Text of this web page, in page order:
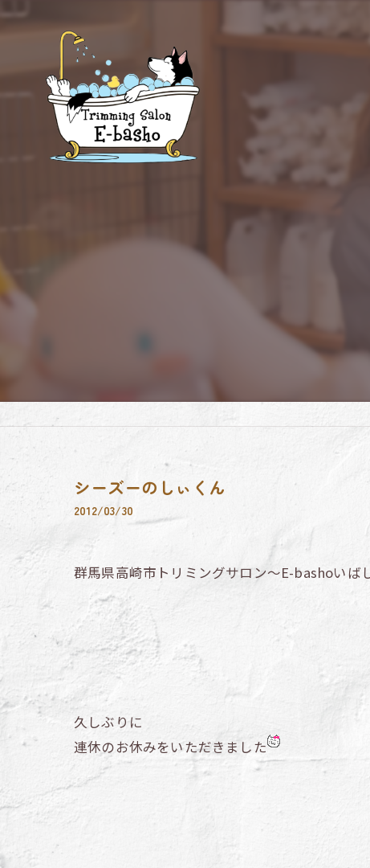
シーズーのしぃくん
2012/03/30
群馬県高崎市トリミングサロン～E-bashoいば
久しぶりに
連休のお休みをいただきました